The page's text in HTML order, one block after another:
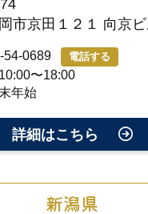
市京田１２１ 向京
54-0689 電話する
〜18:00
年始
詳細はこちら
新潟県